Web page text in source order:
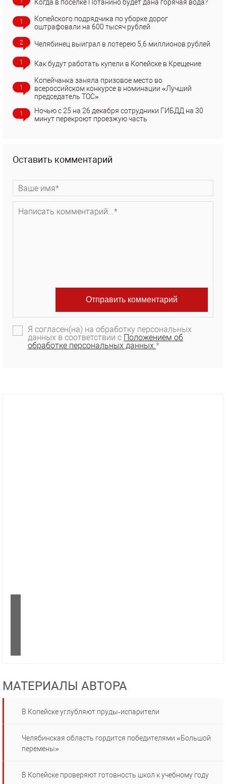
Когда в поселке Потанино будет дана горячая вода?
1
Копейского подрядчика по уборке дорог
оштрафовали на 600 тысяч рублей
2 Челябинец выиграл в лотерею 5,6 миллионов рублей
1 Как будут работать купели в Копейске в Крещение
1
Копейчанка заняла призовое место во
всероссийском конкурсе в номинации «Лучший
председатель ТОС»
1
Ночью с 25 на 26 декабря сотрудники ГИБДД на 30
минут перекроют проезжую часть
Оставить комментарий
Я согласен(на) на обработку персональных
данных в соответствии с Положением об
обработке персональных данных.*
МАТЕРИАЛЫ АВТОРА
В Копейске углубляют пруды‑испарители
Челябинская область гордится победителями «Большой
перемены»
В Копейске проверяют готовность школ к учебному году